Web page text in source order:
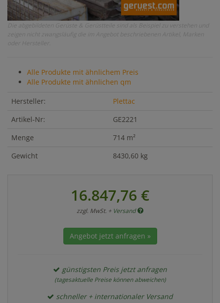
Die abgebildeten Gerüste & Gerüstteile sind als Beispiel zu verstehen und
zeigen nicht zwangsläufig die im Angebot beschriebenen Artikel, Marken
oder Hersteller.
Alle Produkte mit ähnlichem Preis
Alle Produkte mit ähnlichen qm
Hersteller:
Plettac
Artikel-Nr:
GE2221
Menge
714 m²
Gewicht
8430,60 kg
16.847,76 €
zzgl. MwSt. + Versand
Angebot jetzt anfragen »
günstigsten Preis jetzt anfragen
(tagesaktuelle Preise können abweichen)
schneller + internationaler Versand